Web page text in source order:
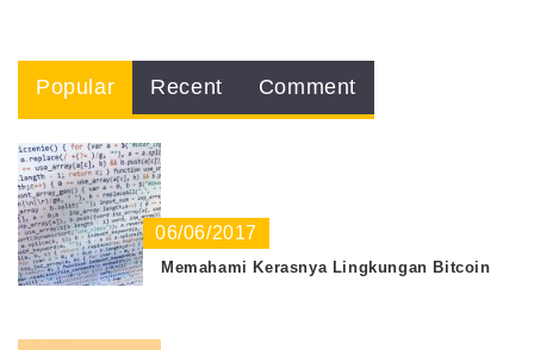
Popular Recent Comment
06/06/2017
Memahami Kerasnya Lingkungan Bitcoin